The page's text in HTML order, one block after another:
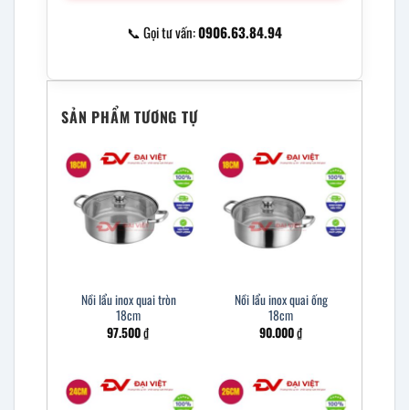
📞 Gọi tư vấn:0906.63.84.94
SẢN PHẨM TƯƠNG TỰ
Nồi lẩu inox quai tròn
18cm
97.500₫
Nồi lẩu inox quai ống
18cm
90.000₫